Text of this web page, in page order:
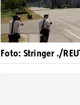
Foto: Stringer ./